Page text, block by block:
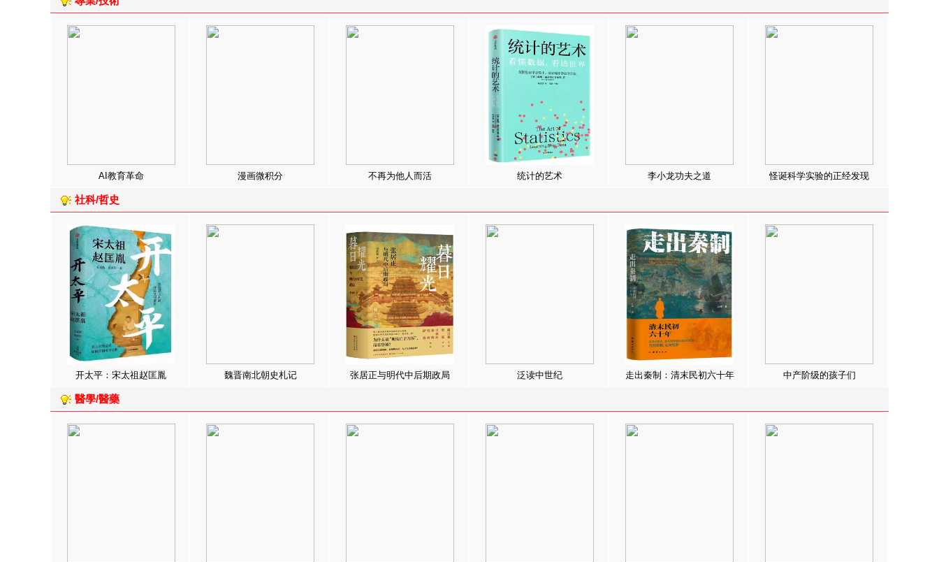
AI教育革命 漫画微积分 不再为他人而活 统计的艺术 李小龙功夫之道 怪诞科学实验的正经发现
社科/哲史
开太平：宋太祖赵匡胤 魏晋南北朝史札记 张居正与明代中后期政局 泛读中世纪 走出秦制：清末民初六十年 中产阶级的孩子们
醫學/醫藥